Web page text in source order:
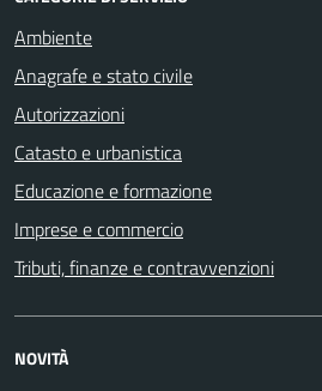
Ambiente
Anagrafe e stato civile
Autorizzazioni
Catasto e urbanistica
Educazione e formazione
Imprese e commercio
Tributi, finanze e contravvenzioni
NOVITÀ